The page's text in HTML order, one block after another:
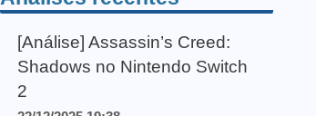
[Análise] Assassin’s Creed:
Shadows no Nintendo Switch
2